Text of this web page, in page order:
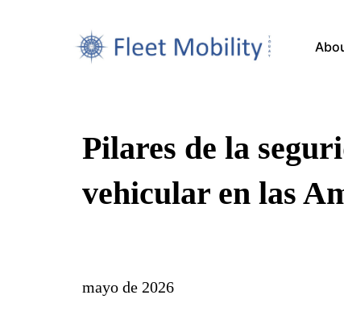
Pilares de la
vehicular en las
mayo de 2026